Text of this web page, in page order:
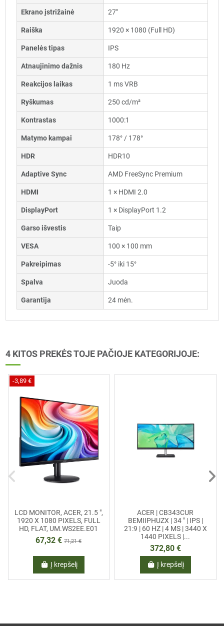
Ekrano įstrižainė 27"
Raiška 1920 × 1080 (Full HD)
Panelės tipas IPS
Atnaujinimo dažnis 180 Hz
Reakcijos laikas 1 ms VRB
Ryškumas 250 cd/m²
Kontrastas 1000:1
Matymo kampai 178° / 178°
HDR HDR10
Adaptive Sync AMD FreeSync Premium
HDMI 1 × HDMI 2.0
DisplayPort 1 × DisplayPort 1.2
Garso išvestis Taip
VESA 100 × 100 mm
Pakreipimas -5° iki 15°
Spalva Juoda
Garantija 24 mėn.
4 KITOS PREKĖS TOJE PAČIOJE KATEGORIJOJE:
-3,89 €
LCD MONITOR, ACER, 21.5 ",
1920 X 1080 PIXELS, FULL
HD, FLAT, UM.WS2EE.E01
67,32 €71,21 €
Į krepšelį
ACER | CB343CUR
BEMIIPHUZX | 34 " | IPS |
21:9 | 60 HZ | 4 MS | 3440 X
1440 PIXELS |...
372,80 €
Į krepšelį